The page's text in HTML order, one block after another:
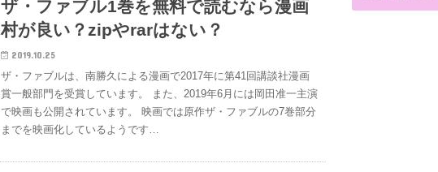
ザ・ファブル1巻を無料で読むなら漫画
村が良い？zipやrarはない？
2019.10.25
ザ・ファブルは、南勝久による漫画で2017年に第41回講談社漫画
賞一般部門を受賞しています。 また、2019年6月には岡田准一主演
で映画も公開されています。 映画では原作ザ・ファブルの7巻部分
までを映画化しているようです…